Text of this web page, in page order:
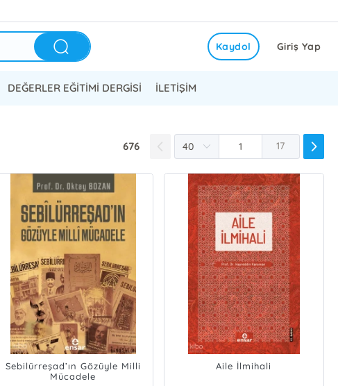
Giriş Yap
Kaydol
DEĞERLER EĞİTİMİ DERGİSİ İLETİŞİM
676 17
Sebilürreşad’ın Gözüyle Milli
Mücadele
Aile İlmihali